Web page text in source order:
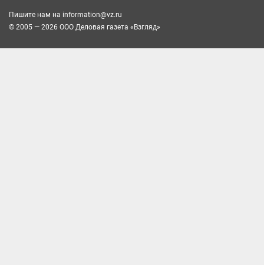
Пишите нам на information@vz.ru
© 2005 — 2026 ООО Деловая газета «Взгляд»